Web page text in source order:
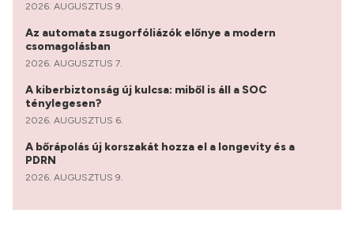
2026. AUGUSZTUS 9.
Az automata zsugorfóliázók előnye a modern
csomagolásban
2026. AUGUSZTUS 7.
A kiberbiztonság új kulcsa: miből is áll a SOC
ténylegesen?
2026. AUGUSZTUS 6.
A bőrápolás új korszakát hozza el a longevity és a
PDRN
2026. AUGUSZTUS 9.